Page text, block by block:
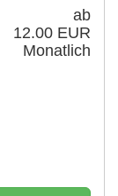
ab
12.00 EUR
Monatlich